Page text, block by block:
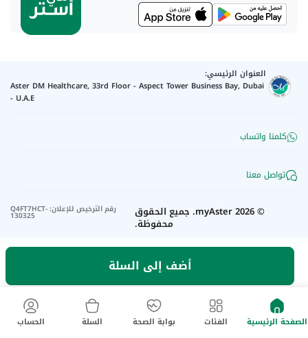
أضف إلى السلة
العنوان الرئيسي:
Aster DM Healthcare, 33rd Floor - Aspect Tower Business Bay, Dubai
- U.A.E
كلمنا واتساب
تواصل معنا
©
2026
myAster. جميع الحقوق
محفوظة.
رقم الترخيص للإعلان:
Q4FT7HCT-
130325
الصفحة الرئيسية الفئات بوابة الصحة السلة الحساب